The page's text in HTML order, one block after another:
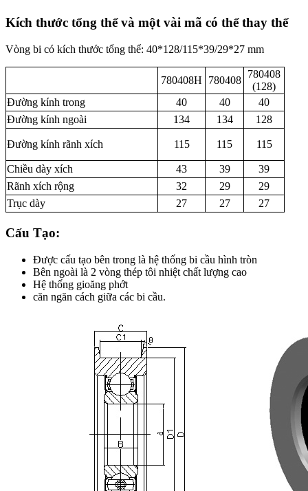
Kích thước tổng thể và một vài mã có thể thay thế
Vòng bi có kích thước tổng thể: 40*128/115*39/29*27 mm
780408H 780408
780408
(128)
Đường kính trong
40 40
40
Đường kính ngoài
134 134 128
Đường kính rãnh xích 115 115 115
Chiều dày xích 43 39
39
Rãnh xích rộng
32 29
29
Trục dày
27 27 27
Cấu Tạo:
Được cấu tạo bên trong là hệ thống bi cầu hình tròn
Bên ngoài là 2 vòng thép tôi nhiệt chất lượng cao
Hệ thống gioăng phớt
căn ngăn cách giữa các bi cầu.